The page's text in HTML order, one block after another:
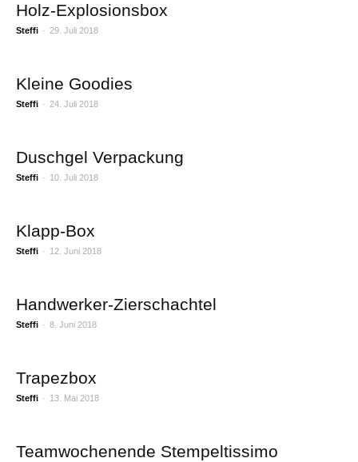
Holz-Explosionsbox
Steffi - 29. Juli 2018
Kleine Goodies
Steffi - 24. Juli 2018
Duschgel Verpackung
Steffi - 10. Juli 2018
Klapp-Box
Steffi - 12. Juni 2018
Handwerker-Zierschachtel
Steffi - 8. Juni 2018
Trapezbox
Steffi - 13. Mai 2018
Teamwochenende Stempeltissimo